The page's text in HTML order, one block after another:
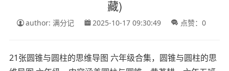
藏)
author: 满分记 2025-10-17 09:30:49 点赞：0
21张圆锥与圆柱的思维导图 六年级合集，圆锥与圆柱的思